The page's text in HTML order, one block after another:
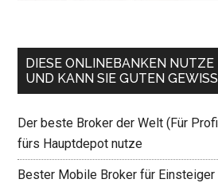
DIESE ONLINEBANKEN NUTZE
UND KANN SIE GUTEN
Der beste Broker der Welt (Für
fürs Hauptdepot nutze
Bester Mobile Broker für